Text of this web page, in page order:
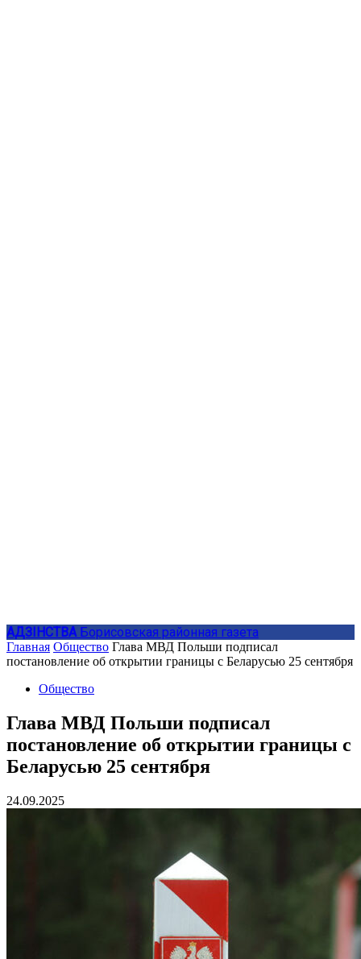
АДЗIНСТВА Борисовская районная газета
Главная Общество Глава МВД Польши подписал
постановление об открытии границы с Беларусью 25 сентября
Общество
Глава МВД Польши подписал
постановление об открытии границы с
Беларусью 25 сентября
24.09.2025